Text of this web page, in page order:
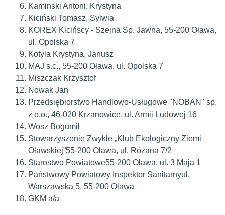
Kaminski Antoni, Krystyna
Kiciński Tomasz, Sylwia
KOREX Kicińscy - Szejna Sp. Jawna, 55-200 Oława,
ul. Opolska 7
Kotyla Krystyna, Janusz
MAJ s.c., 55-200 Oława, ul. Opolska 7
Miszczak Krzysztof
Nowak Jan
Przedsiębiorstwo Handlowo-Usługowe "NOBAN" sp.
z o.o., 46-020 Krzanowice, ul. Armii Ludowej 16
Wosz Bogumił
Stowarzyszenie Zwykłe „Klub Ekologiczny Ziemi
Oławskiej”55-200 Oława, ul. Różana 7/2
Starostwo Powiatowe55-200 Oława, ul. 3 Maja 1
Państwowy Powiatowy Inspektor Sanitarnyul.
Warszawska 5, 55-200 Oława
GKM a/a